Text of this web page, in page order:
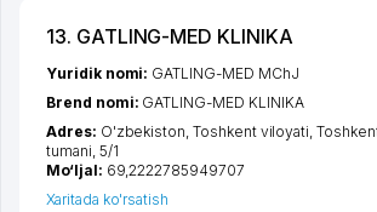
13. GATLING-MED KLINIKA
Yuridik nomi: GATLING-MED MChJ
Brend nomi: GATLING-MED KLINIKA
Adres: O'zbekiston,Toshkent viloyati ,
tumani , 5/1
Mo‘ljal: 69,2222785949707
Xaritada ko'rsatish